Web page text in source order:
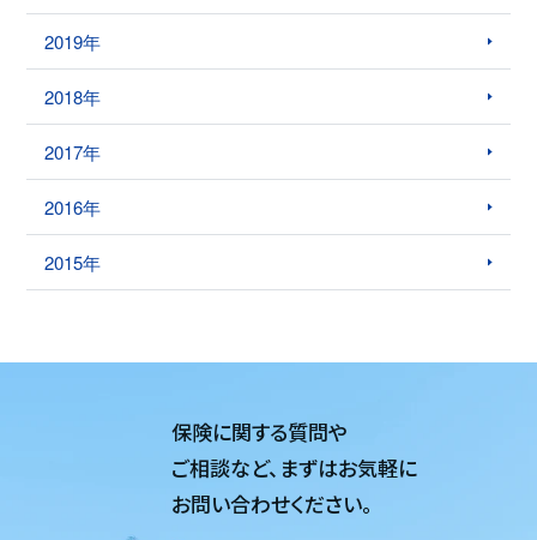
2019年
2018年
2017年
2016年
2015年
保険に関する質問や
ご相談など、 まずはお気軽に
お問い合わせください。